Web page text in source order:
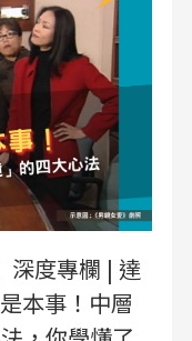
深度專欄 | 達
本事！中層